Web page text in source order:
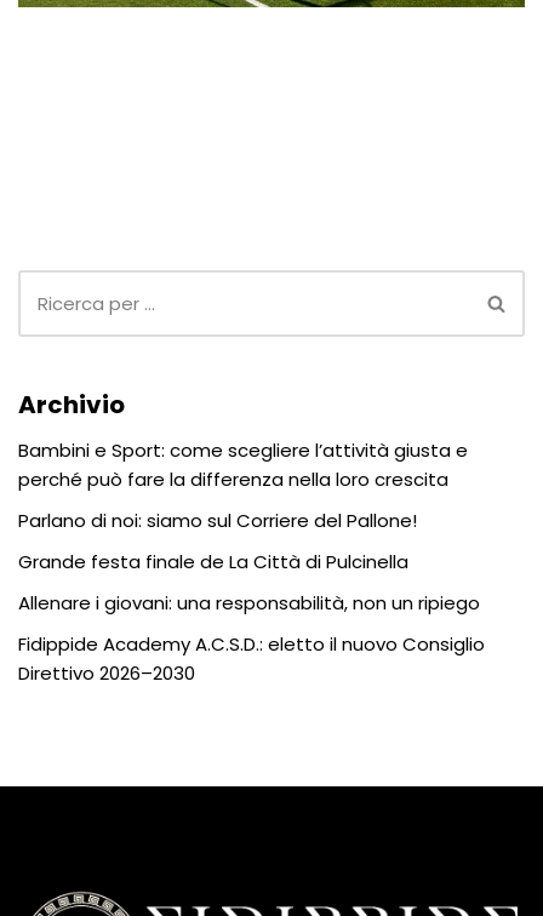
Archivio
Bambini e Sport: come scegliere l’attività giusta e
perché può fare la differenza nella loro crescita
Parlano di noi: siamo sul Corriere del Pallone!
Grande festa finale de La Città di Pulcinella
Allenare i giovani: una responsabilità, non un ripiego
Fidippide Academy A.C.S.D.: eletto il nuovo Consiglio
Direttivo 2026–2030